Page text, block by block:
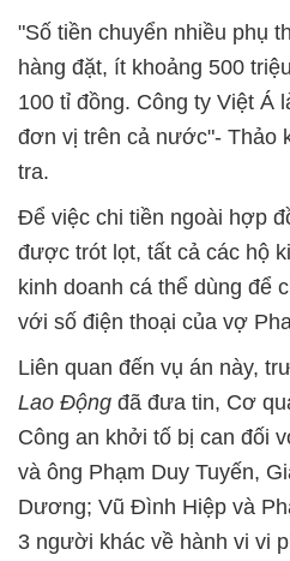
"Số tiền chuyển nhiều phụ
hàng đặt, ít khoảng 500
100 tỉ đồng. Công ty Việt Á
đơn vị trên cả nước"- Thảo
tra.
Để việc chi tiền ngoài hợp
được trót lọt, tất cả các hộ
kinh doanh cá thể dùng để
với số điện thoại của vợ
Liên quan đến vụ án này,
Lao Động đã đưa tin, Cơ
Công an khởi tố bị can đối
và ông Phạm Duy Tuyến,
Dương; Vũ Đình Hiệp và
3 người khác về hành vi vi